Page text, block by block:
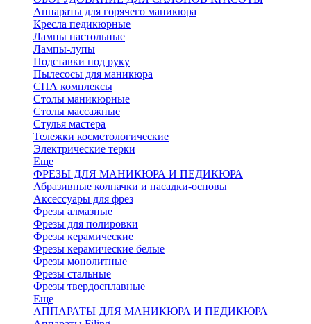
Аппараты для горячего маникюра
Кресла педикюрные
Лампы настольные
Лампы-лупы
Подставки под руку
Пылесосы для маникюра
СПА комплексы
Столы маникюрные
Столы массажные
Стулья мастера
Тележки косметологические
Электрические терки
Еще
ФРЕЗЫ ДЛЯ МАНИКЮРА И ПЕДИКЮРА
Абразивные колпачки и насадки-основы
Аксессуары для фрез
Фрезы алмазные
Фрезы для полировки
Фрезы керамические
Фрезы керамические белые
Фрезы монолитные
Фрезы стальные
Фрезы твердосплавные
Еще
АППАРАТЫ ДЛЯ МАНИКЮРА И ПЕДИКЮРА